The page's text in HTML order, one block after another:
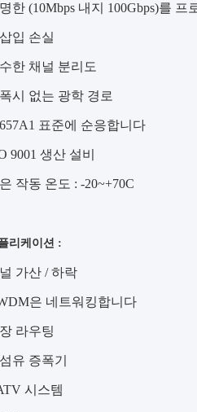
한 (10Mbps 내지 100Gbps)를 프
입 손실
한 채널 분리도
시 없는 광학 경로
표준에 순응합니다
9001 생산 설비
작동 온도 : -20~+70C
리케이션 :
가산 / 하락
은 네트워킹합니다
라우팅
유 증폭기
시스템